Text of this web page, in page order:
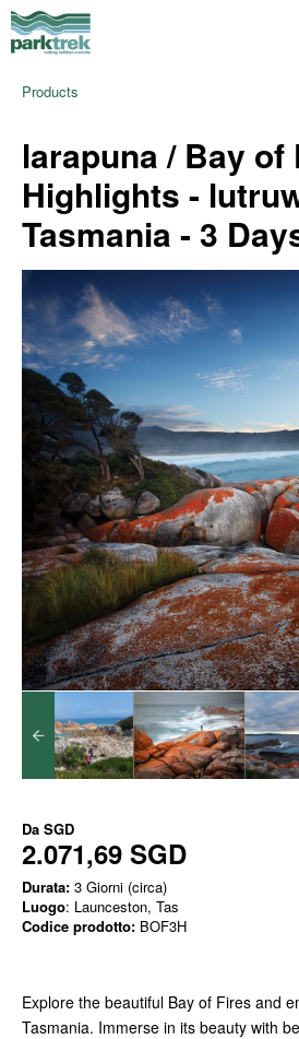
Products
larapuna / Bay of
Highlights -
Tasmania - 3
Da SGD
2.071,69 SGD
Durata: 3 Giorni (circa)
Luogo: Launceston, Tas
Codice prodotto: BOF3H
Explore the beautiful Bay of Fires and
Tasmania. Immerse in its beauty with